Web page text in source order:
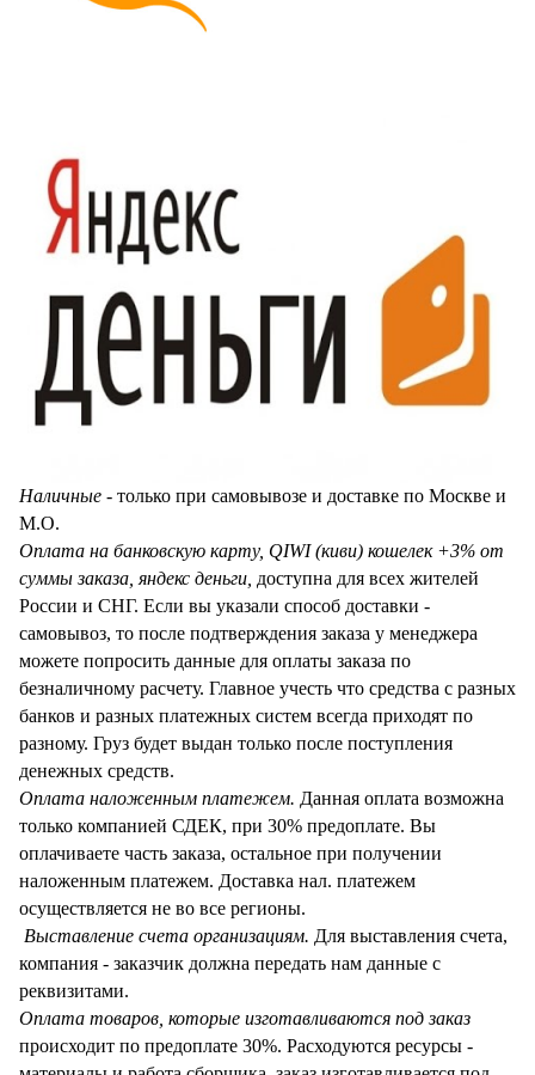
Наличные - только при самовывозе и доставке по Москве и
М.О.
Оплата на банковскую карту, QIWI (киви) кошелек +3% от
суммы заказа, яндекс деньги, доступна для всех жителей
России и СНГ. Если вы указали способ доставки -
самовывоз, то после подтверждения заказа у менеджера
можете попросить данные для оплаты заказа по
безналичному расчету. Главное учесть что средства с разных
банков и разных платежных систем всегда приходят по
разному. Груз будет выдан только после поступления
денежных средств.
Оплата наложенным платежем. Данная оплата возможна
только компанией СДЕК, при 30% предоплате. Вы
оплачиваете часть заказа, остальное при получении
наложенным платежем. Доставка нал. платежем
осуществляется не во все регионы.
Выставление счета организациям. Для выставления счета,
компания - заказчик должна передать нам данные с
реквизитами.
Оплата товаров, которые изготавливаются под заказ
происходит по предоплате 30%. Расходуются ресурсы -